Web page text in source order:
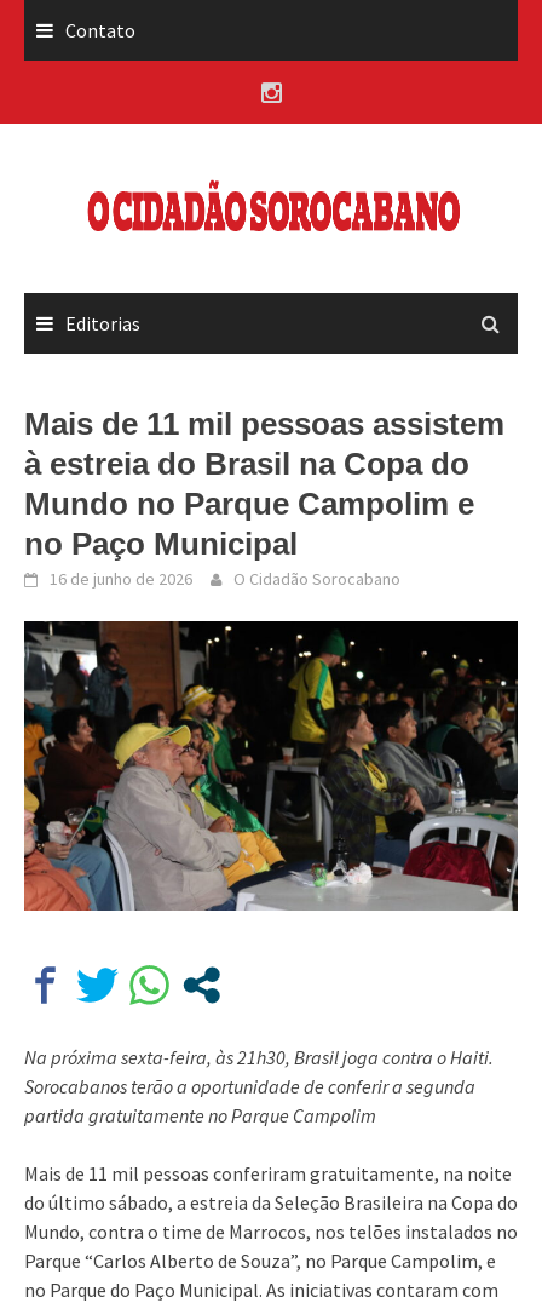
Contato
Editorias
Mais de 11 mil pessoas assistem
à estreia do Brasil na Copa do
Mundo no Parque Campolim e
no Paço Municipal
16 de junho de 2026 O Cidadão Sorocabano
Na próxima sexta-feira, às 21h30, Brasil joga contra o Haiti.
Sorocabanos terão a oportunidade de conferir a segunda
partida gratuitamente no Parque Campolim
Mais de 11 mil pessoas conferiram gratuitamente, na noite
do último sábado, a estreia da Seleção Brasileira na Copa do
Mundo, contra o time de Marrocos, nos telões instalados no
Parque “Carlos Alberto de Souza”, no Parque Campolim, e
no Parque do Paço Municipal. As iniciativas contaram com